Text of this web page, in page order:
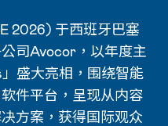
2026) 于西班牙巴塞
司Avocor，以年度主
盛大亮相，围绕智能
件平台，呈现从内容
方案，获得国际观众